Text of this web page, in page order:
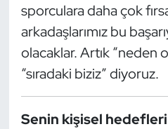
sporculara daha çok
arkadaşlarımız bu
olacaklar. Artık “neden
“sıradaki biziz” diyoruz.
Senin kişisel